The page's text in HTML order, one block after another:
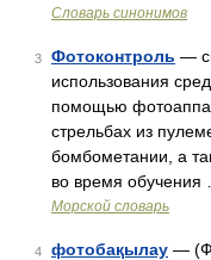
Словарь синонимов
3 Фотоконтроль —
использования
помощью
стрельбах из
бомбометании, а
во время обучения
Морской словарь
4 фотобақылау —